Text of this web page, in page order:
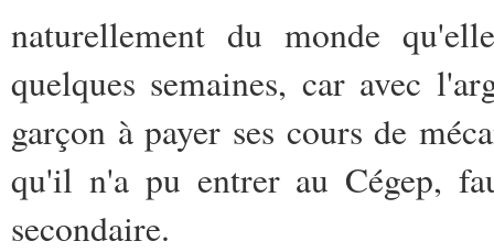
naturellement du monde
quelques semaines, car avec
garçon à payer ses cours de
qu'il n'a pu entrer au Cégep,
secondaire.